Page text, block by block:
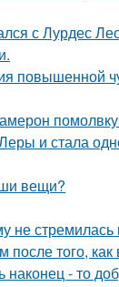
с Лурдес
повышенной
и стала
вещи?
не
после того,
- то